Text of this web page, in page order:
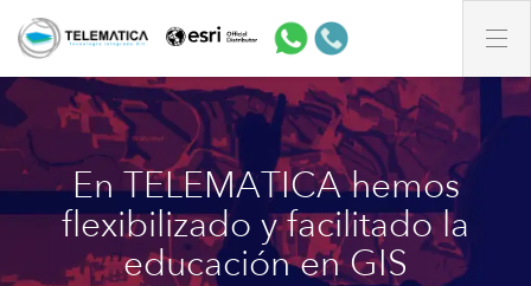
En TELEMATICA hemos
flexibilizado y facilitado la
educación en GIS